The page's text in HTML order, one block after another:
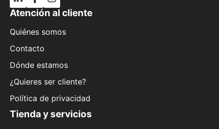
Atención al cliente
Quiénes somos
Contacto
Dónde estamos
¿Quieres ser cliente?
Política de privacidad
Tienda y servicios